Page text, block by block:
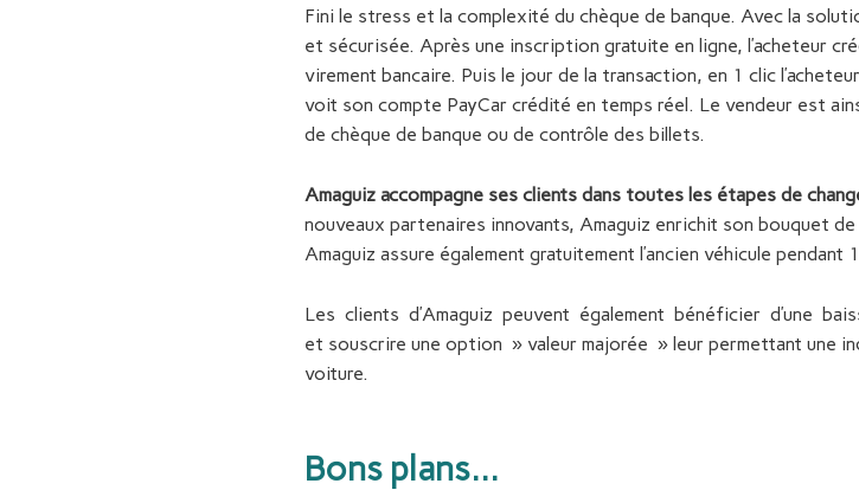
Fini le stress et la complexité du chèque de banque. Avec la
et sécurisée. Après une inscription gratuite en ligne, l’acheteur
virement bancaire. Puis le jour de la transaction, en 1 clic
voit son compte PayCar crédité en temps réel. Le vendeur est
de chèque de banque ou de contrôle des billets.
Amaguiz accompagne ses clients dans toutes les étapes de
nouveaux partenaires innovants, Amaguiz enrichit son bouquet
Amaguiz assure également gratuitement l’ancien véhicule
Les clients d’Amaguiz peuvent également bénéficier d’une
et souscrire une option » valeur majorée » leur permettant une
voiture.
Bons plans…